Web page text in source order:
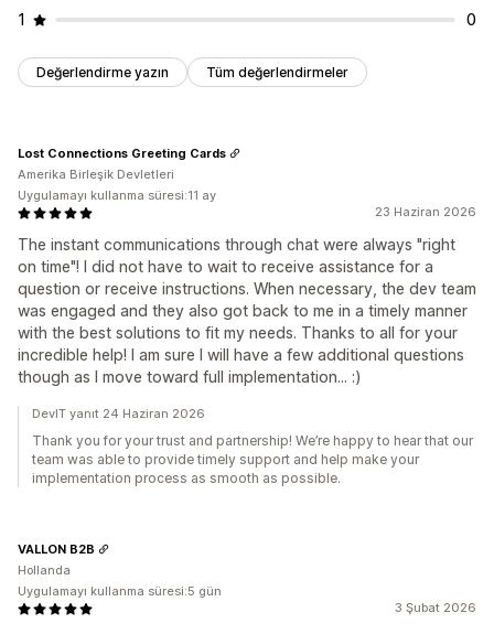
1
0
Değerlendirme yazın Tüm değerlendirmeler
23 Haziran 2026
The instant communications through chat were always "right
on time"! I did not have to wait to receive assistance for a
question or receive instructions. When necessary, the dev team
was engaged and they also got back to me in a timely manner
with the best solutions to fit my needs. Thanks to all for your
incredible help! I am sure I will have a few additional questions
though as I move toward full implementation... :)
Lost Connections Greeting Cards
Amerika Birleşik Devletleri
Uygulamayı kullanma süresi:11 ay
DevIT yanıt 24 Haziran 2026
Thank you for your trust and partnership! We’re happy to hear that our
team was able to provide timely support and help make your
implementation process as smooth as possible.
3 Şubat 2026
VALLON B2B
Hollanda
Uygulamayı kullanma süresi:5 gün